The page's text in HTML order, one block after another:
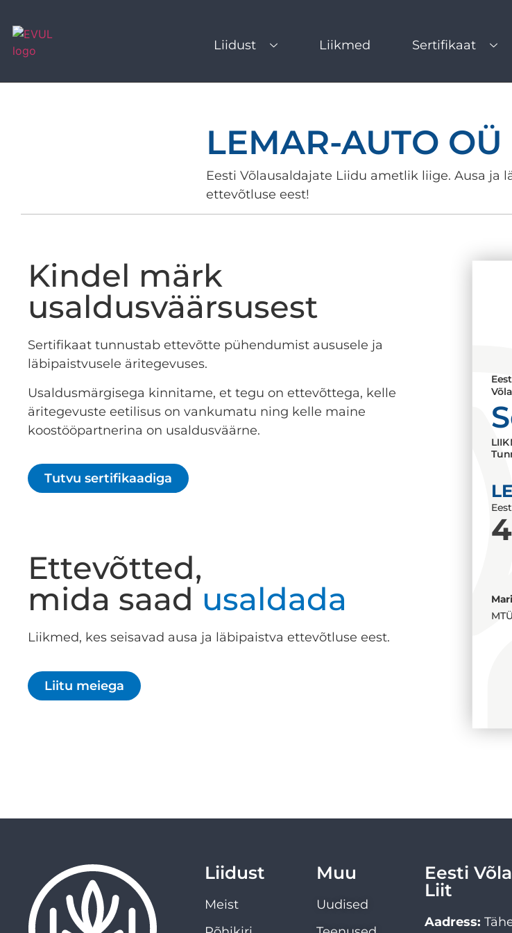
Liidust Liikmed Sertifikaat
LEMAR-AUTO OÜ
Eesti Võlausaldajate Liidu ametlik liige. Ausa ja
ettevõtluse eest!
Kindel märk
usaldusväärsusest
Sertifikaat tunnustab ettevõtte pühendumist aususele ja
läbipaistvusele äritegevuses.
Usaldusmärgisega kinnitame, et tegu on ettevõttega, kelle
äritegevuste eetilisus on vankumatu ning kelle maine
koostööpartnerina on usaldusväärne.
Tutvu sertifikaadiga
Ettevõtted,
mida saad usaldada
Liikmed, kes seisavad ausa ja läbipaistva ettevõtluse eest.
Liitu meiega
Liidust
Meist
Muu
Uudised
Eesti
Liit
Aadress: